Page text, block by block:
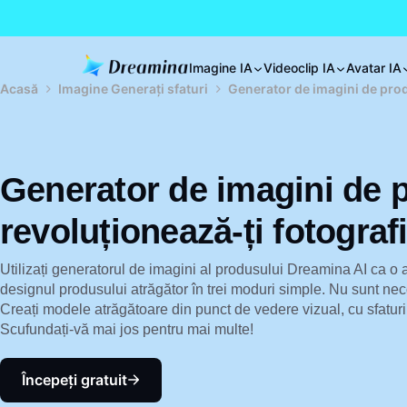
Imagine IA Videoclip IA Avatar IA
Acasă
Imagine Generați sfaturi Generator de imagini de
Generator de imagini de
revoluționează-ți
Utilizați generatorul de imagini al produsului Dreamina AI ca o
designul produsului atrăgător în trei moduri simple. Nu sunt
Creați modele atrăgătoare din punct de vedere vizual, cu
Scufundați-vă mai jos pentru mai multe!
Începeți gratuit